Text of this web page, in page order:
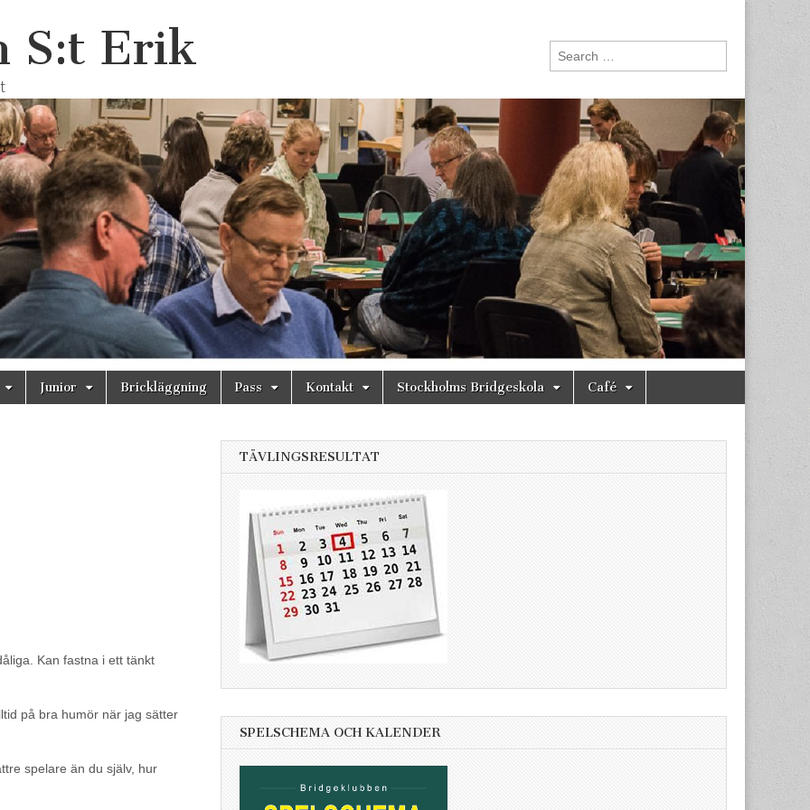
S:t Erik
Search
for:
Junior Brickläggning Pass Kontakt Stockholms Bridgeskola Café
Kan fastna i ett tänkt
på bra humör när jag sätter
spelare än du själv, hur
TÄVLINGSRESULTAT
SPELSCHEMA OCH KALENDER